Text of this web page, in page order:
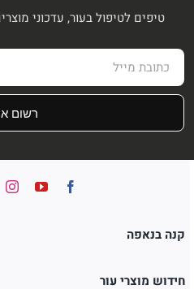
טיפים לטיפול בעור, עדכוני
רשום
קנה בנאפה
חידוש מוצרי עור